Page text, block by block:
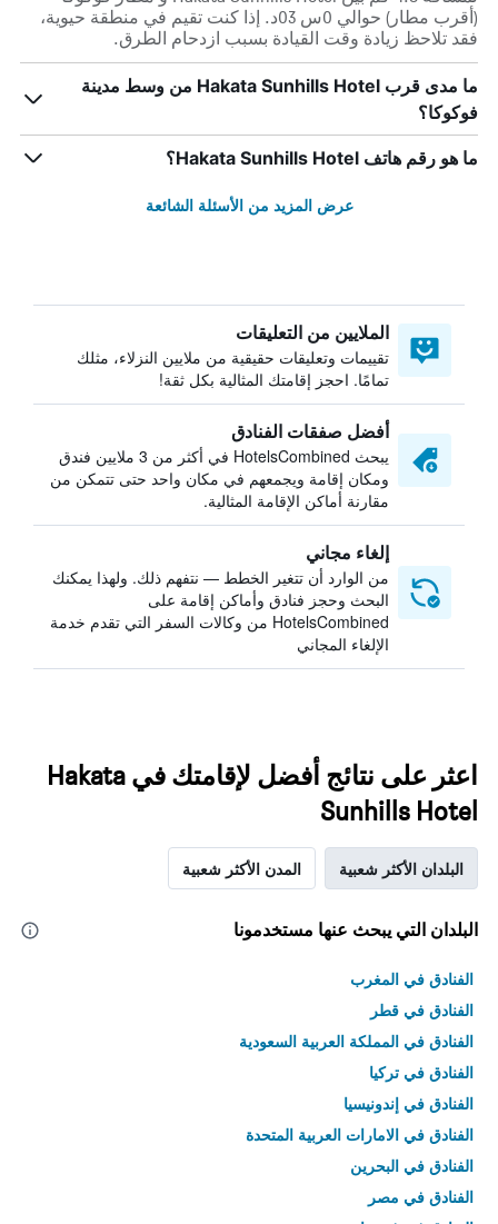
(أقرب مطار) حوالي 0س 03د. إذا كنت تقيم في منطقة حيوية،
فقد تلاحظ زيادة وقت القيادة بسبب ازدحام الطرق.
ما مدى قرب Hakata Sunhills Hotel من وسط مدينة
فوكوكا؟
ما هو رقم هاتف Hakata Sunhills Hotel؟
عرض المزيد من الأسئلة الشائعة
الملايين من التعليقات
تقييمات وتعليقات حقيقية من ملايين النزلاء، مثلك
تمامًا. احجز إقامتك المثالية بكل ثقة!
أفضل صفقات الفنادق
يبحث HotelsCombined في أكثر من 3 ملايين فندق
ومكان إقامة ويجمعهم في مكان واحد حتى تتمكن من
مقارنة أماكن الإقامة المثالية.
إلغاء مجاني
من الوارد أن تتغير الخطط — نتفهم ذلك. ولهذا يمكنك
البحث وحجز فنادق وأماكن إقامة على
HotelsCombined من وكالات السفر التي تقدم خدمة
الإلغاء المجاني
اعثر على نتائج أفضل لإقامتك في Hakata
Sunhills Hotel
البلدان الأكثر شعبية المدن الأكثر شعبية
البلدان التي يبحث عنها مستخدمونا
الفنادق في المغرب
الفنادق في قطر
الفنادق في المملكة العربية السعودية
الفنادق في تركيا
الفنادق في إندونيسيا
الفنادق في الامارات العربية المتحدة
الفنادق في البحرين
الفنادق في مصر